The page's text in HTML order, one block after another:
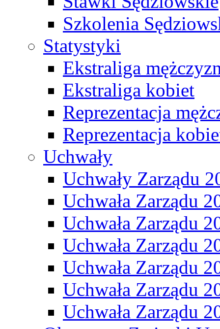
Szkolenia
Statystyki
Ekstraliga
Ekstraliga kobiet
Reprezentacja
Reprezentacja
Uchwały
Uchwały Zarządu
Uchwała Zarządu
Uchwała Zarządu
Uchwała Zarządu
Uchwała Zarządu
Uchwała Zarządu
Uchwała Zarządu